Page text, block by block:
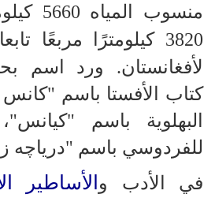
منسوب
3820 كيلومترًا مربعًا تابعا ل
لأفغانستان. ورد اسم
كتاب الأفستا باسم "كانس
البهلوية باسم
للفردوسي باسم "درياچه
في الأدب و الأساطير